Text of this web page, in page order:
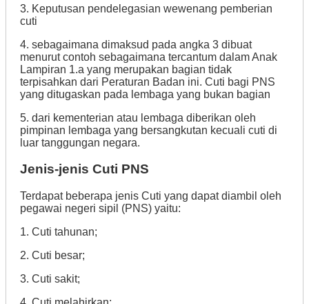
3. Keputusan pendelegasian wewenang pemberian
cuti
4. sebagaimana dimaksud pada angka 3 dibuat
menurut contoh sebagaimana tercantum dalam Anak
Lampiran 1.a yang merupakan bagian tidak
terpisahkan dari Peraturan Badan ini. Cuti bagi PNS
yang ditugaskan pada lembaga yang bukan bagian
5. dari kementerian atau lembaga diberikan oleh
pimpinan lembaga yang bersangkutan kecuali cuti di
luar tanggungan negara.
Jenis-jenis Cuti PNS
Terdapat beberapa jenis Cuti yang dapat diambil oleh
pegawai negeri sipil (PNS) yaitu:
1. Cuti tahunan;
2. Cuti besar;
3. Cuti sakit;